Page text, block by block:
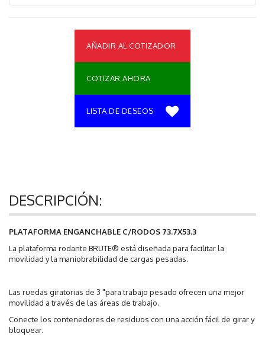
AÑADIR AL COTIZADOR
COTIZAR AHORA
LISTA DE DESEOS
DESCRIPCIÓN:
PLATAFORMA ENGANCHABLE C/RODOS 73.7X53.3
La plataforma rodante BRUTE® está diseñada para facilitar la
movilidad y la maniobrabilidad de cargas pesadas.
Las ruedas giratorias de 3 "para trabajo pesado ofrecen una mejor
movilidad a través de las áreas de trabajo.
Conecte los contenedores de residuos con una acción fácil de girar y
bloquear.